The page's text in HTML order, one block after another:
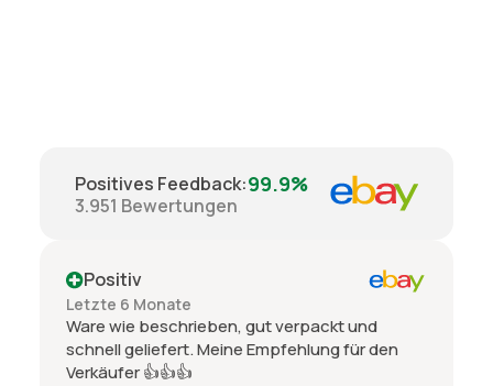
Positives Feedback:99.9%
3.951 Bewertungen
Positiv
Letzte 6 Monate
Ware wie beschrieben, gut verpackt und
schnell geliefert. Meine Empfehlung für den
Verkäufer 👍👍👍